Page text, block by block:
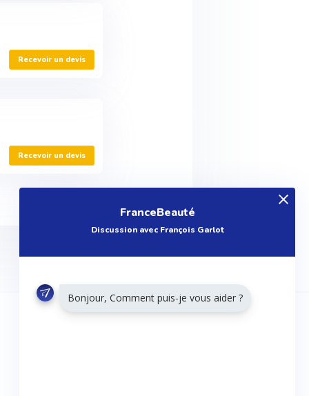
Recevoir un devis
Recevoir un devis
FranceBeauté
Discussion avec François Garlot
Bonjour, Comment puis-je vous aider ?